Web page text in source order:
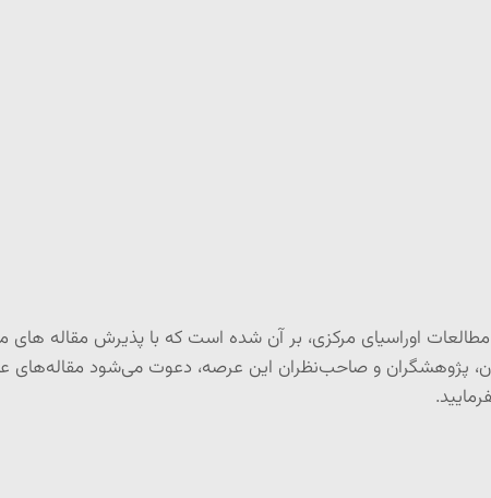
اوراسیای مرکزی، بر آن شده است که با پذیرش مقاله های
پژوهشگران و صاحب‌نظران این عرصه، دعوت می‌شود مقاله‌های